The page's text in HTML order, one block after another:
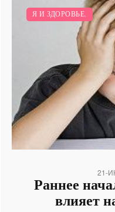
Я И ЗДОРОВЬЕ.
21-
Раннее
влияет